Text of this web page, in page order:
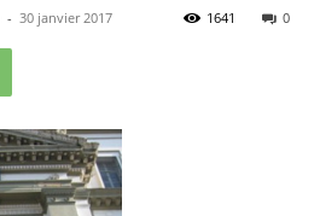
- 30 janvier 2017 0
1641